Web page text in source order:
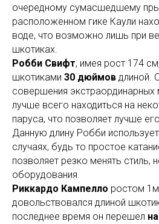
очередному сумасшедшему
расположенном гике Каули
воде, что возможно лишь при
шкотиках.
Робби Свифт, имея рост 174
шкотиками 30 дюймов длиной.
совершения
лучше всего находиться на
паруса, что позволяет лучше
Данную длину Робби
случаях, будь то простое
позволяет резко менять стиль,
оборудования.
Риккардо Кампелло ростом
довольствовался длиной
последнее время он перешел